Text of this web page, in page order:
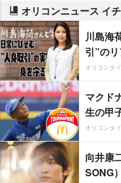
オリコンニュース イ
川島海
引”の
オリコンタ
マクド
生の甲
オリコンタ
向井康
SONG